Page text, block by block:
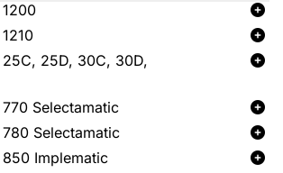
25D, 30C, 30D,
Selectamatic
Selectamatic
Implematic